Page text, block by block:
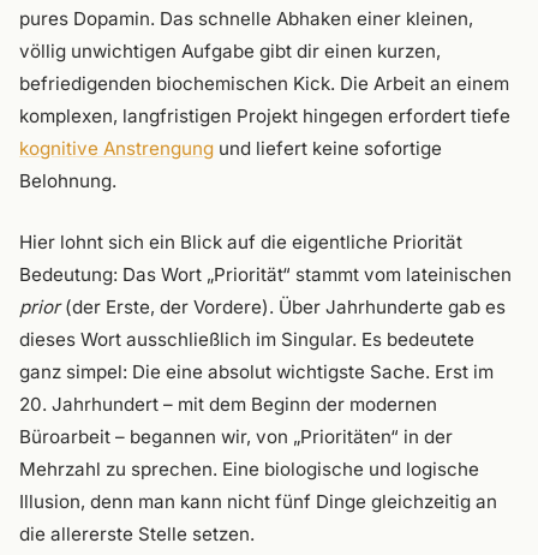
pures Dopamin. Das schnelle Abhaken einer kleinen,
völlig unwichtigen Aufgabe gibt dir einen kurzen,
befriedigenden biochemischen Kick. Die Arbeit an einem
komplexen, langfristigen Projekt hingegen erfordert tiefe
kognitive Anstrengung und liefert keine sofortige
Belohnung.
Hier lohnt sich ein Blick auf die eigentliche Priorität
Bedeutung: Das Wort „Priorität“ stammt vom lateinischen
prior(der Erste, der Vordere). Über Jahrhunderte gab es
dieses Wort ausschließlich im Singular. Es bedeutete
ganz simpel: Die eine absolut wichtigste Sache. Erst im
20. Jahrhundert – mit dem Beginn der modernen
Büroarbeit – begannen wir, von „Prioritäten“ in der
Mehrzahl zu sprechen. Eine biologische und logische
Illusion, denn man kann nicht fünf Dinge gleichzeitig an
die allererste Stelle setzen.